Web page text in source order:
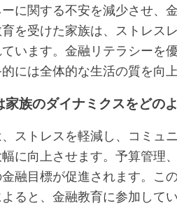
に関する不安を減少させ、
を受けた家族は、ストレス
います。金融リテラシーを
には全体的な生活の質を向
家族のダイナミクスをどの
ストレスを軽減し、コミュ
幅に向上させます。予算管理
融目標が促進されます。こ
ると、金融教育に参加して